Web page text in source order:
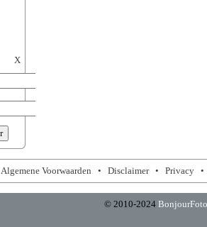
X
Algemene Voorwaarden • Disclaimer• Privacy
© 2010-2024 BonjourFoto